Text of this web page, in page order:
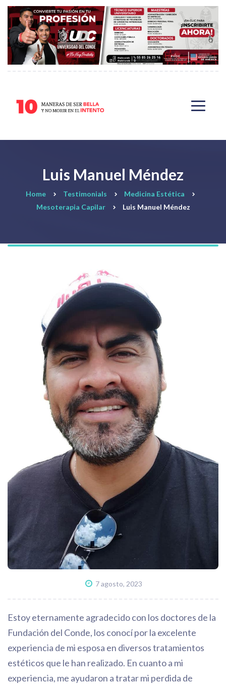
Luis Manuel Méndez
Home Testimonials
Medicina Estética
Mesoterapia Capilar
Luis Manuel Méndez
7 agosto, 2023
Estoy eternamente agradecido con los doctores de la
Fundación del Conde, los conocí por la excelente
experiencia de mi esposa en diversos tratamientos
estéticos que le han realizado. En cuanto a mi
experiencia, me ayudaron a tratar mi perdida de